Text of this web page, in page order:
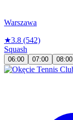
Warszawa
★3.8 (542)
Squash
06:00 07:00 08:00